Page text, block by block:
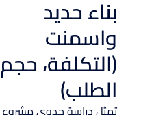
بناء حديد
واسمنت
(التكلفة، حجم
الطلب)
تمثل دراسة جدوى مشروع